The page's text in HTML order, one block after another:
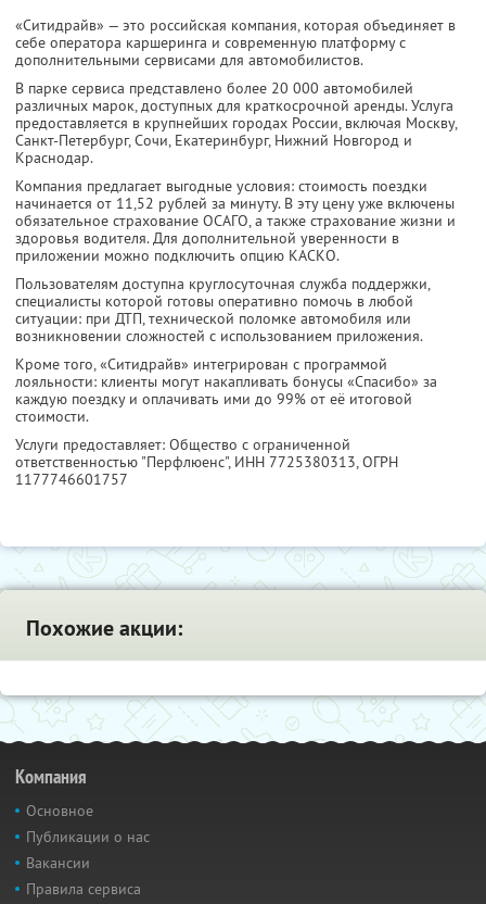
«Ситидрайв» — это российская компания, которая объединяет в
себе оператора каршеринга и современную платформу с
дополнительными сервисами для автомобилистов.
В парке сервиса представлено более 20 000 автомобилей
различных марок, доступных для краткосрочной аренды. Услуга
предоставляется в крупнейших городах России, включая Москву,
Санкт-Петербург, Сочи, Екатеринбург, Нижний Новгород и
Краснодар.
Компания предлагает выгодные условия: стоимость поездки
начинается от 11,52 рублей за минуту. В эту цену уже включены
обязательное страхование ОСАГО, а также страхование жизни и
здоровья водителя. Для дополнительной уверенности в
приложении можно подключить опцию КАСКО.
Пользователям доступна круглосуточная служба поддержки,
специалисты которой готовы оперативно помочь в любой
ситуации: при ДТП, технической поломке автомобиля или
возникновении сложностей с использованием приложения.
Кроме того, «Ситидрайв» интегрирован с программой
лояльности: клиенты могут накапливать бонусы «Спасибо» за
каждую поездку и оплачивать ими до 99% от её итоговой
стоимости.
Услуги предоставляет: Общество с ограниченной
ответственностью "Перфлюенс", ИНН 7725380313, ОГРН
1177746601757
Похожие акции:
Компания
Основное
Публикации о нас
Вакансии
Правила сервиса